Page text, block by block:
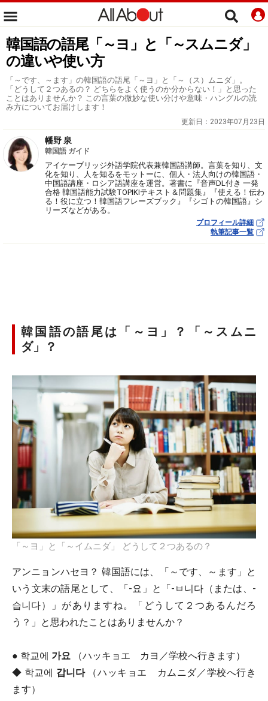
韓国語の語尾「～ヨ」と「～スムニダ」
の違いや使い方
「～です、～ます」の韓国語の語尾「～ヨ」と「～（ス）ムニダ」。
「どうして２つあるの？ どちらをよく使うのか分からない！」と思った
ことはありませんか？ この言葉の微妙な使い分けや意味・ハングルの読
み方についてお届けします！
更新日： 2023年07月23日
幡野 泉
韓国語 ガイド
アイケーブリッジ外語学院代表兼韓国語講師。言葉を知り、文
化を知り、人を知るをモットーに、個人・法人向けの韓国語・
中国語講座・ロシア語講座を運営。著書に『音声DL付き 一発
合格 韓国語能力試験TOPIKⅠテキスト＆問題集』『使える！伝わ
る！役に立つ！韓国語フレーズブック』『シゴトの韓国語』シ
リーズなどがある。
プロフィール詳細
執筆記事一覧
韓国語の語尾は「～ヨ」？「～スムニ
ダ」？
「～ヨ」と「～イムニダ」 どうして２つあるの？
アンニョンハセヨ？ 韓国語には、「～です、～ます」と
いう文末の語尾として、「-요」と「-ㅂ니다（または、-
습니다）」がありますね。「どうして２つあるんだろ
う？」と思われたことはありませんか？
● 학교에 가요
（ハッキョエ カヨ／学校へ行きます）
◆ 학교에 갑니다
（ハッキョエ カムニダ／学校へ行き
ます）